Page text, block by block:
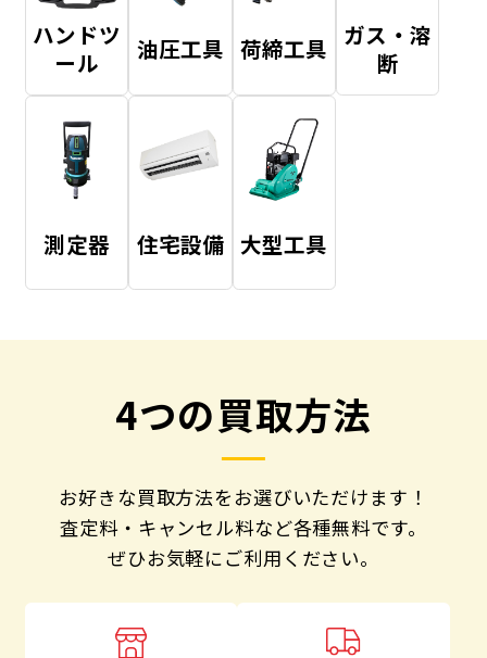
ハンドツ
ール
油圧工具 荷締工具 ガス・溶
断
測定器 住宅設備 大型工具
4つの買取方法
お好きな買取方法をお選びいただけます！
査定料・キャンセル料など各種無料です。
ぜひお気軽にご利用ください。